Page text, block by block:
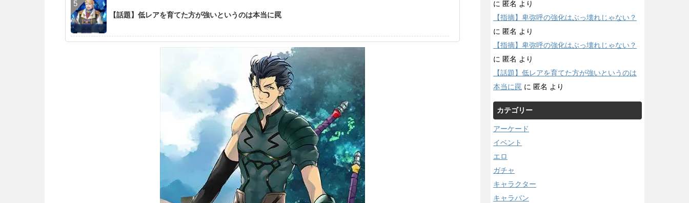
【話題】低レアを育てた方が強いというのは本当に罠
に 匿名 より
【指摘】卑弥呼の強化はぶっ壊れじゃない？
に 匿名 より
【指摘】卑弥呼の強化はぶっ壊れじゃない？
に 匿名 より
【話題】低レアを育てた方が強いというのは
本当に罠 に 匿名 より
カテゴリー
アーケード
イベント
エロ
ガチャ
キャラクター
キャラバン